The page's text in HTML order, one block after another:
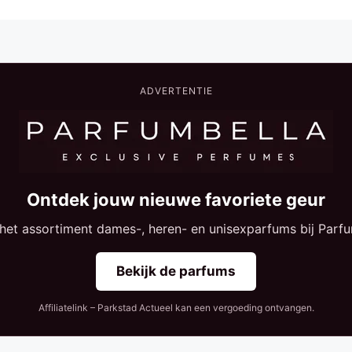
ADVERTENTIE
Ontdek jouw nieuwe favoriete geur
assortiment dames-, heren- en unisexparfums bij
Bekijk de parfums
Affiliatelink – Parkstad Actueel kan een vergoeding ontvangen.